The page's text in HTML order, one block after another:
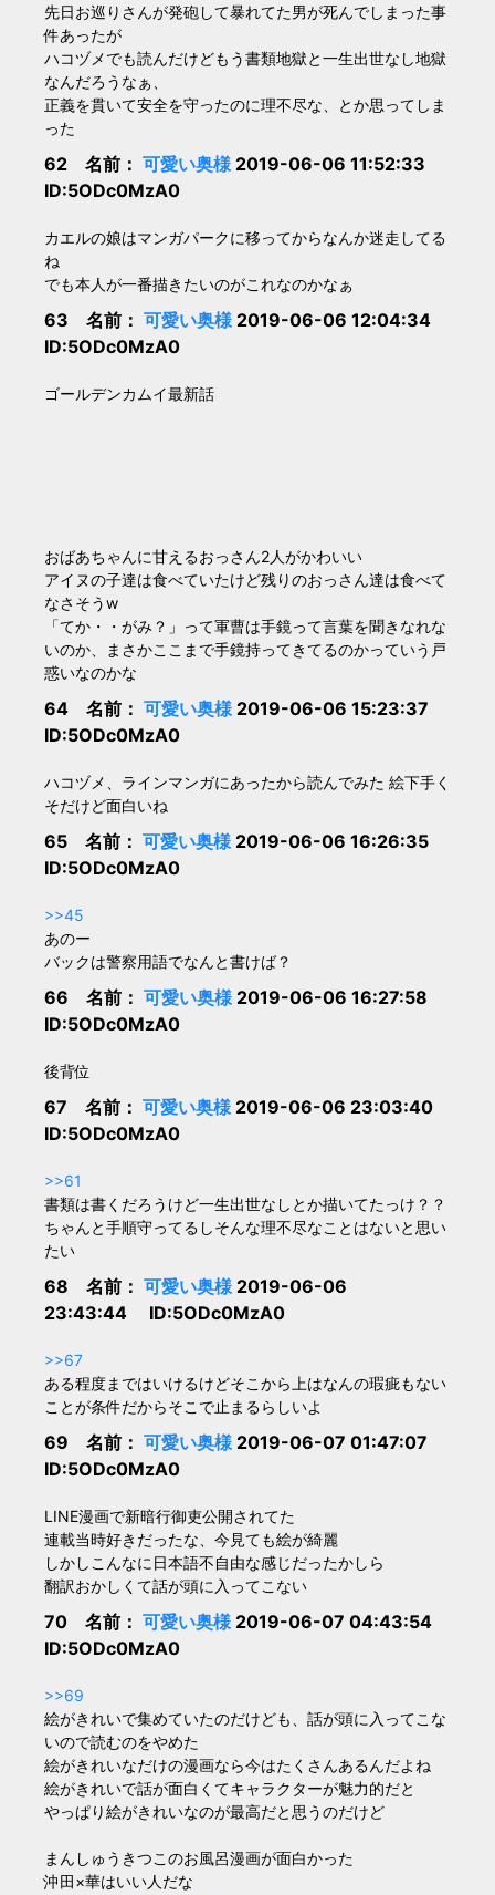
先日お巡りさんが発砲して暴れてた男が死んでしまった事
件あったが
ハコヅメでも読んだけどもう書類地獄と一生出世なし地獄
なんだろうなぁ、
正義を貫いて安全を守ったのに理不尽な、とか思ってしま
った
62 名前： 可愛い奥様2019-06-06 11:52:33
ID:5ODc0MzA0
カエルの娘はマンガパークに移ってからなんか迷走してる
ね
でも本人が一番描きたいのがこれなのかなぁ
63 名前： 可愛い奥様2019-06-06 12:04:34
ID:5ODc0MzA0
ゴールデンカムイ最新話
おばあちゃんに甘えるおっさん2人がかわいい
アイヌの子達は食べていたけど残りのおっさん達は食べて
なさそうw
「てか・・がみ？」って軍曹は手鏡って言葉を聞きなれな
いのか、まさかここまで手鏡持ってきてるのかっていう戸
惑いなのかな
64 名前： 可愛い奥様2019-06-06 15:23:37
ID:5ODc0MzA0
ハコヅメ、ラインマンガにあったから読んでみた 絵下手く
そだけど面白いね
65 名前： 可愛い奥様2019-06-06 16:26:35
ID:5ODc0MzA0
>>45
あのー
バックは警察用語でなんと書けば？
66 名前： 可愛い奥様2019-06-06 16:27:58
ID:5ODc0MzA0
後背位
67 名前： 可愛い奥様2019-06-06 23:03:40
ID:5ODc0MzA0
>>61
書類は書くだろうけど一生出世なしとか描いてたっけ？？
ちゃんと手順守ってるしそんな理不尽なことはないと思い
たい
68 名前： 可愛い奥様2019-06-06
23:43:44 ID:5ODc0MzA0
>>67
ある程度まではいけるけどそこから上はなんの瑕疵もない
ことが条件だからそこで止まるらしいよ
69 名前： 可愛い奥様2019-06-07 01:47:07
ID:5ODc0MzA0
LINE漫画で新暗行御吏公開されてた
連載当時好きだったな、今見ても絵が綺麗
しかしこんなに日本語不自由な感じだったかしら
翻訳おかしくて話が頭に入ってこない
70 名前： 可愛い奥様2019-06-07 04:43:54
ID:5ODc0MzA0
>>69
絵がきれいで集めていたのだけども、話が頭に入ってこな
いので読むのをやめた
絵がきれいなだけの漫画なら今はたくさんあるんだよね
絵がきれいで話が面白くてキャラクターが魅力的だと
やっぱり絵がきれいなのが最高だと思うのだけど
まんしゅうきつこのお風呂漫画が面白かった
沖田×華はいい人だな